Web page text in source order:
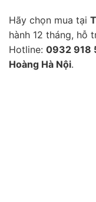
Hãy chọn mua tại
hành 12 tháng, hỗ
Hotline: 0932 918
Hoàng Hà Nội.